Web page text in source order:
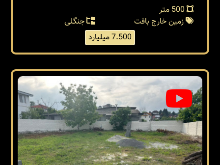
زمین خارج بافت
جنگلی
7.500 میلیارد